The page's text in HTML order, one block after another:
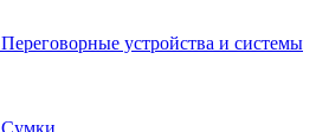
Переговорные устройства и системы
Сумки